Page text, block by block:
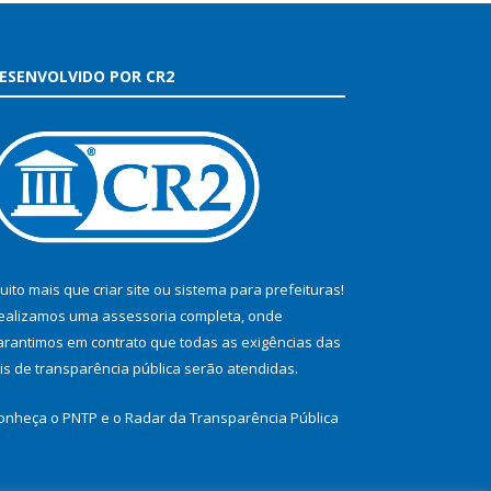
POR CR2
mais que criar site ou sistema para prefeituras!
uma assessoria completa, onde
em contrato que todas as exigências das
de transparência pública serão atendidas.
o PNTP e o Radar da Transparência Pública